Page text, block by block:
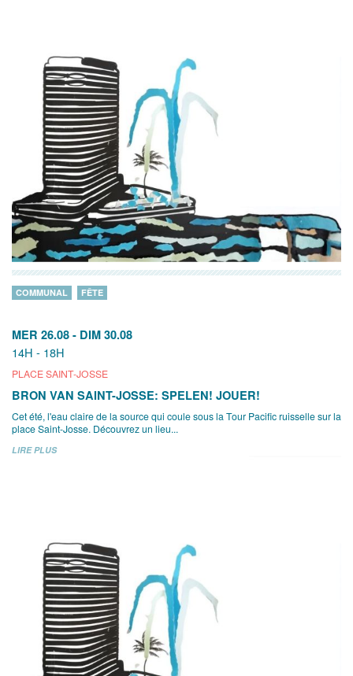
MER 26.08 - DIM 30.08
14H - 18H
PLACE SAINT-JOSSE
COMMUNAL FÊTE
BRON VAN SAINT-JOSSE: SPELEN! JOUER!
Cet été, l'eau claire de la source qui coule sous la Tour Pacific ruisselle sur la
place Saint-Josse. Découvrez un lieu...
LIRE PLUS